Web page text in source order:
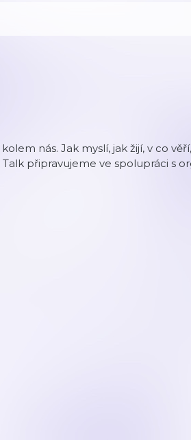
nás. Jak myslí, jak žijí, v co
připravujeme ve spolupráci s